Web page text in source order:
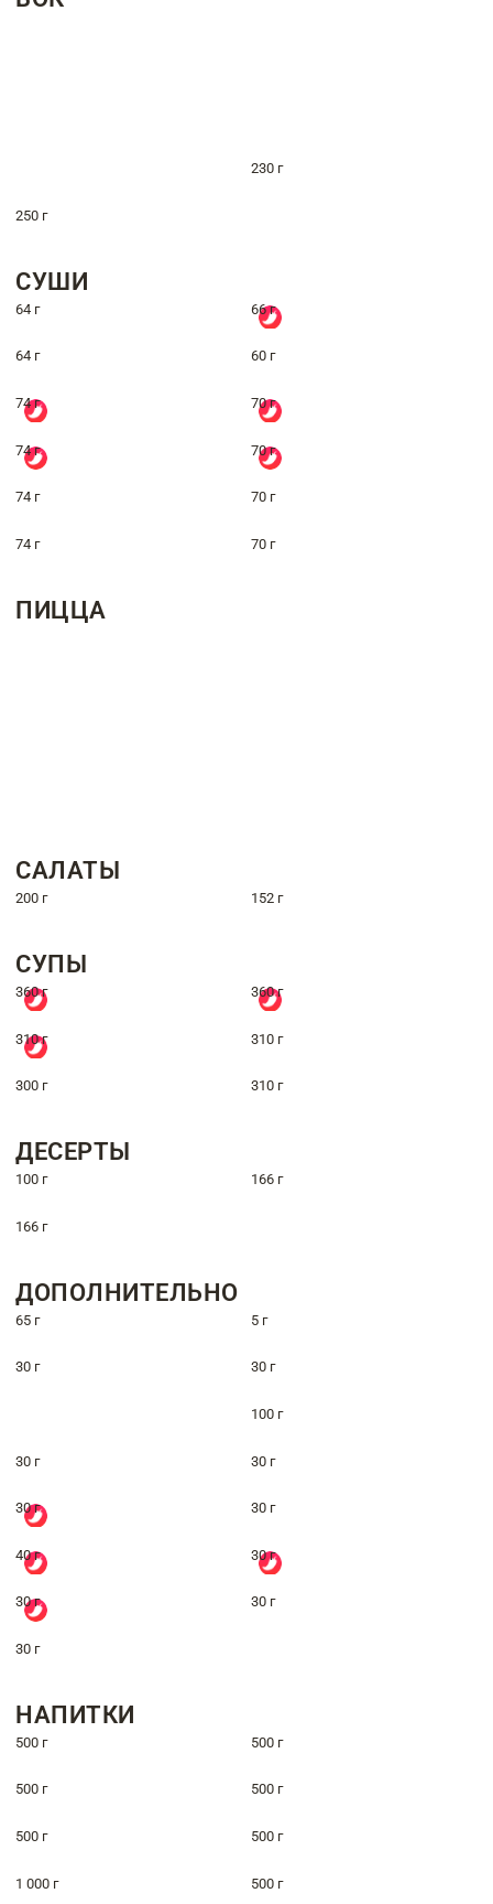
230 г
250 г
СУШИ
64 г 66 г
64 г 60 г
74 г 70 г
74 г 70 г
74 г 70 г
74 г 70 г
ПИЦЦА
САЛАТЫ
200 г 152 г
СУПЫ
360 г 360 г
310 г 310 г
300 г 310 г
ДЕСЕРТЫ
100 г 166 г
166 г
ДОПОЛНИТЕЛЬНО
65 г 5 г
30 г 30 г
100 г
30 г 30 г
30 г 30 г
40 г 30 г
30 г 30 г
30 г
НАПИТКИ
500 г 500 г
500 г 500 г
500 г 500 г
1 000 г 500 г